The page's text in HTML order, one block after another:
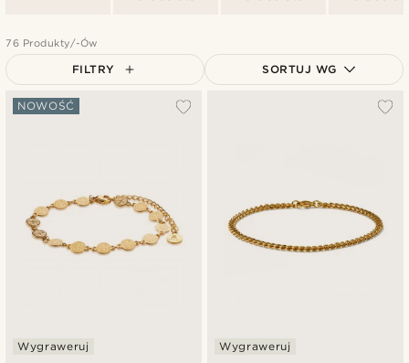
76 Produkty/-Ów
FILTRY SORTUJ WG
NOWOŚĆ
Wygraweruj Wygraweruj